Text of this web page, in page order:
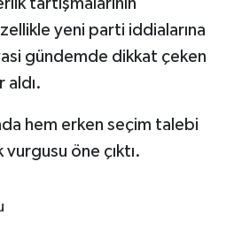
tartışmalarının
yeni parti iddialarına
gündemde dikkat çeken
aldı.
hem erken seçim talebi
öne çıktı.